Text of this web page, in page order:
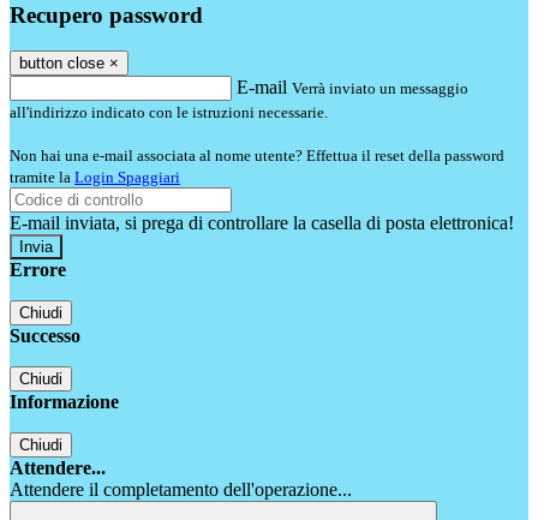
Recupero password
button close ×
E-mail Verrà inviato un messaggio
all'indirizzo indicato con le istruzioni necessarie.
Non hai una e-mail associata al nome utente? Effettua il reset della password
tramite la Login Spaggiari
E-mail inviata, si prega di controllare la casella di posta elettronica!
Errore
Chiudi
Successo
Chiudi
Informazione
Chiudi
Attendere...
Attendere il completamento dell'operazione...